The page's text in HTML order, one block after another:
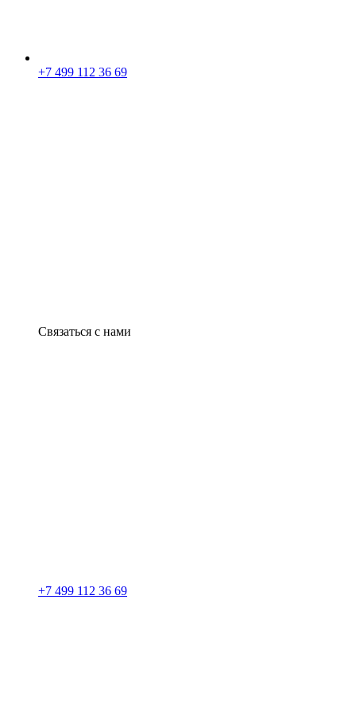
+7 499 112 36 69
Связаться с нами
+7 499 112 36 69